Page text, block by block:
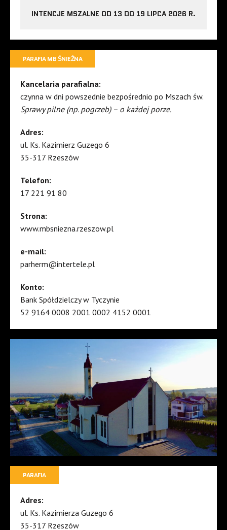
INTENCJE MSZALNE OD 13 DO 19 LIPCA 2026 R.
PARAFIA MB ŚNIEŻNA
Kancelaria parafialna:
czynna w dni powszednie bezpośrednio po Mszach św.
Sprawy pilne (np. pogrzeb) – o każdej porze.
Adres:
ul. Ks. Kazimierz Guzego 6
35-317 Rzeszów
Telefon:
17 221 91 80
Strona:
www.mbsniezna.rzeszow.pl
e-mail:
parherm@intertele.pl
Konto:
Bank Spółdzielczy w Tyczynie
52 9164 0008 2001 0002 4152 0001
PARAFIA
Adres:
ul. Ks. Kazimierza Guzego 6
35-317 Rzeszów